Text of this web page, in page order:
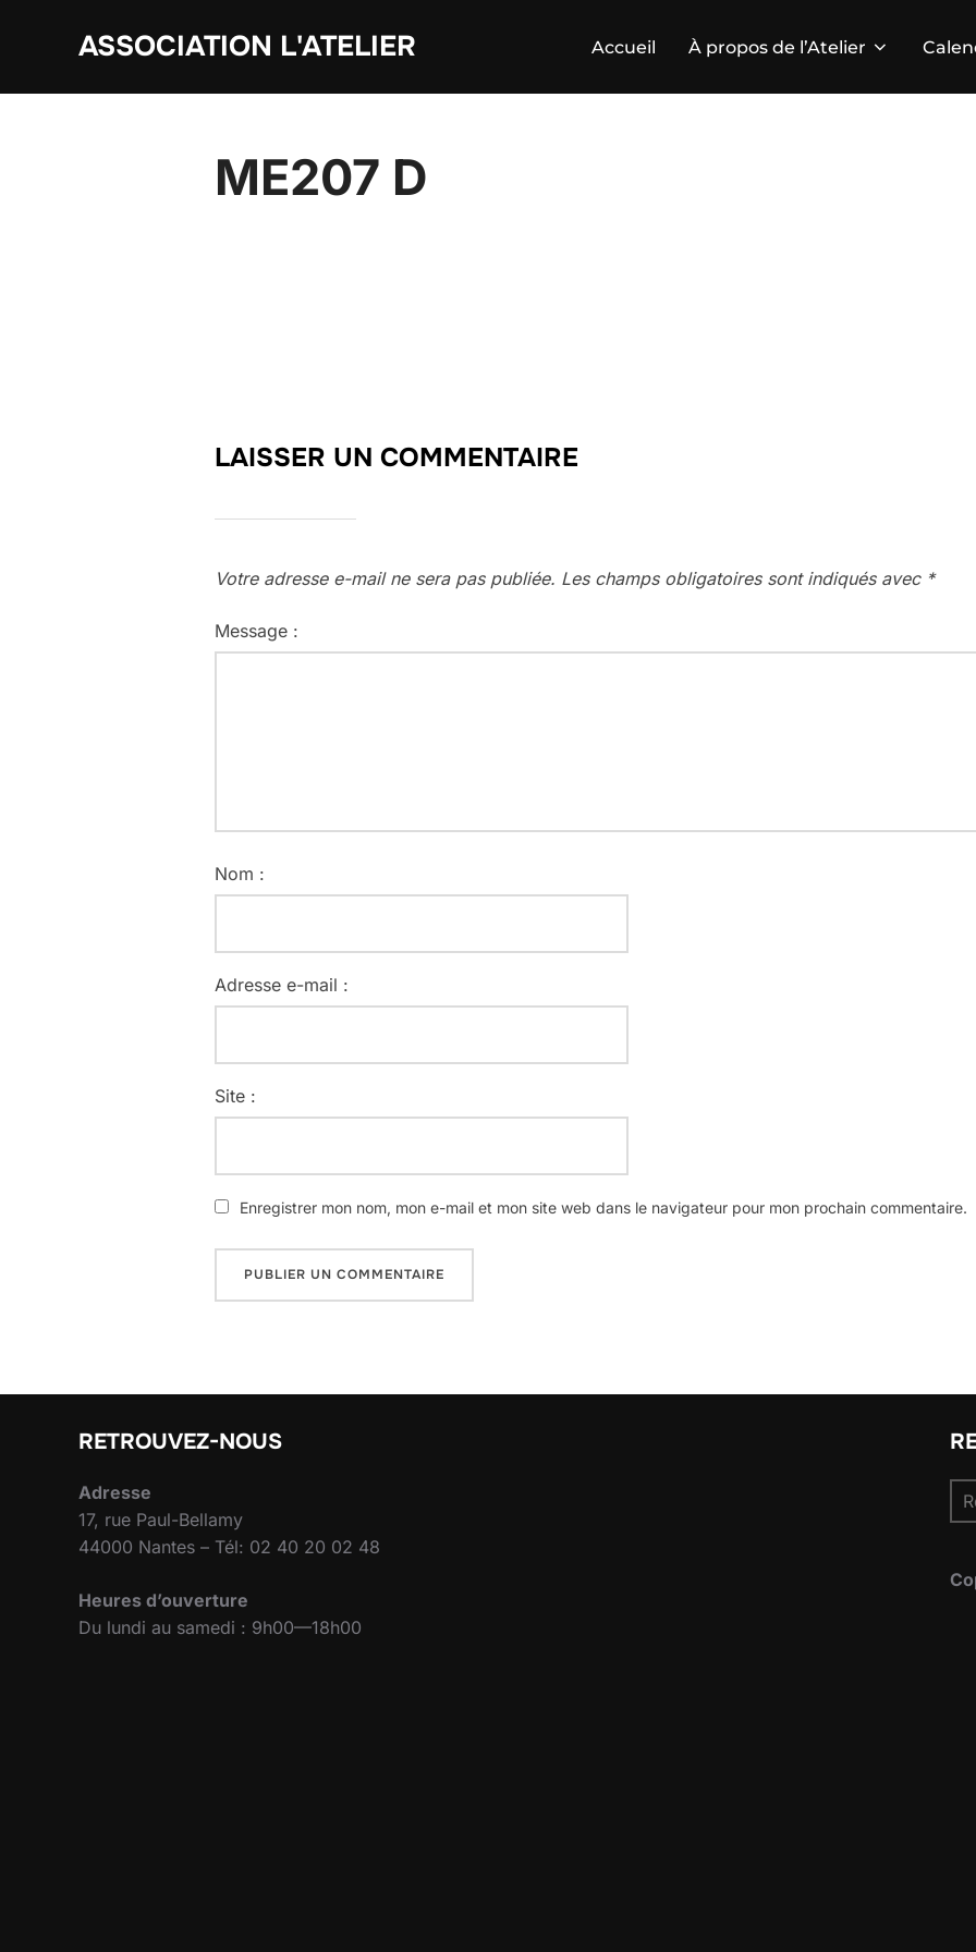
ASSOCIATION L'ATELIER Accueil À propos de l’Atelier
ME207 D
LAISSER UN COMMENTAIRE
Votre adresse e-mail ne sera pas publiée. Les champs obligatoires sont indiqués avec *
Message :
Nom :
Adresse e-mail :
Site :
Enregistrer mon nom, mon e-mail et mon site web dans le navigateur pour mon prochain commentaire.
RETROUVEZ-NOUS
Adresse
17, rue Paul-Bellamy
44000 Nantes – Tél: 02 40 20 02 48
Heures d’ouverture
Du lundi au samedi : 9h00—18h00